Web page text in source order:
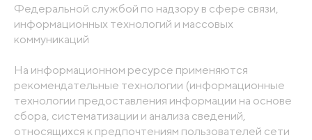
Федеральной службой по надзору в сфере связи,
информационных технологий и массовых
коммуникаций
На информационном ресурсе применяются
рекомендательные технологии (информационные
технологии предоставления информации на основе
сбора, систематизации и анализа сведений,
относящихся к предпочтениям пользователей сети